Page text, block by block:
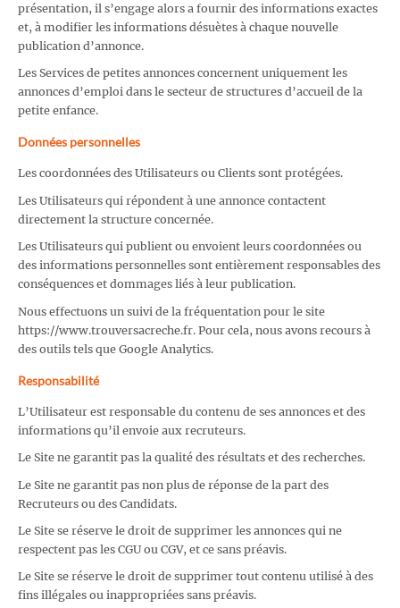
présentation, il s’engage alors a fournir des informations exactes
et, à modifier les informations désuètes à chaque nouvelle
publication d’annonce.
Les Services de petites annonces concernent uniquement les
annonces d’emploi dans le secteur de structures d’accueil de la
petite enfance.
Données personnelles
Les coordonnées des Utilisateurs ou Clients sont protégées.
Les Utilisateurs qui répondent à une annonce contactent
directement la structure concernée.
Les Utilisateurs qui publient ou envoient leurs coordonnées ou
des informations personnelles sont entièrement responsables des
conséquences et dommages liés à leur publication.
Nous effectuons un suivi de la fréquentation pour le site
https://www.trouversacreche.fr. Pour cela, nous avons recours à
des outils tels que Google Analytics.
Responsabilité
L’Utilisateur est responsable du contenu de ses annonces et des
informations qu’il envoie aux recruteurs.
Le Site ne garantit pas la qualité des résultats et des recherches.
Le Site ne garantit pas non plus de réponse de la part des
Recruteurs ou des Candidats.
Le Site se réserve le droit de supprimer les annonces qui ne
respectent pas les CGU ou CGV, et ce sans préavis.
Le Site se réserve le droit de supprimer tout contenu utilisé à des
fins illégales ou inappropriées sans préavis.